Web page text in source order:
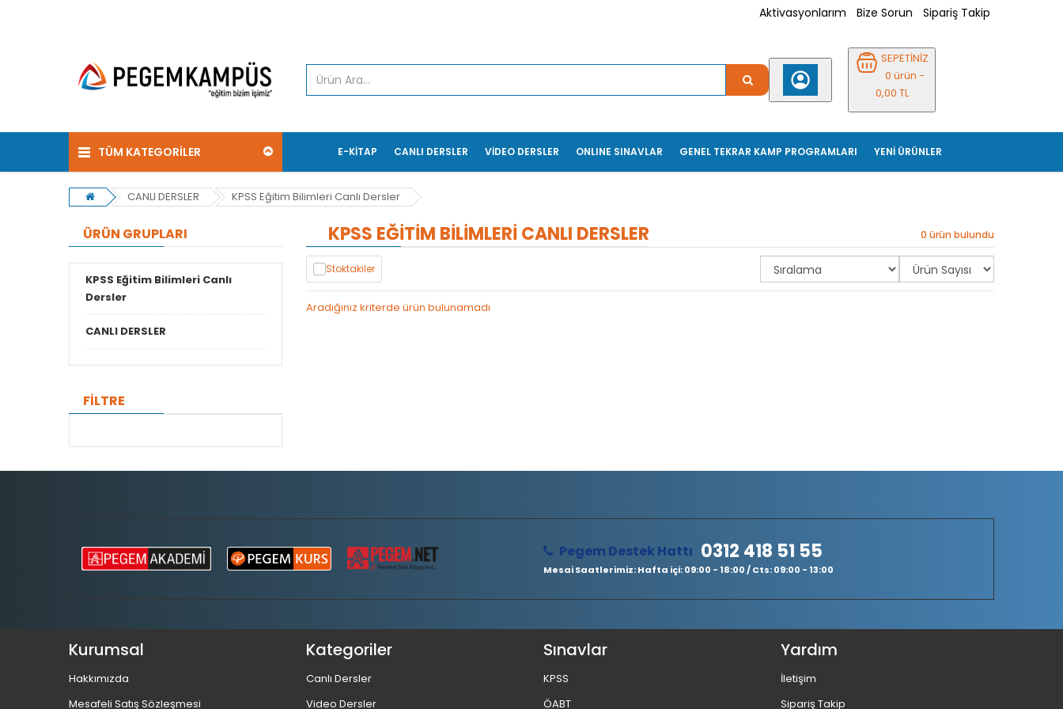
Aktivasyonlarım Bize Sorun Sipariş Takip
SEPETİNİZ
0 ürün -
0,00 TL
TÜM KATEGORİLER E-KİTAP CANLI DERSLER VİDEO DERSLER ONLINE SINAVLAR GENEL TEKRAR KAMP PROGRAMLARI YENİ ÜRÜNLER
CANLI DERSLER KPSS Eğitim Bilimleri Canlı Dersler
ÜRÜN GRUPLARI
KPSS Eğitim Bilimleri Canlı
Dersler
CANLI DERSLER
FİLTRE
KPSS EĞITIM BILIMLERI CANLI DERSLER 0 ürün bulundu
Stoktakiler
Aradığınız kriterde ürün bulunamadı
Pegem Destek Hattı 0312 418 51 55
Mesai Saatlerimiz: Hafta içi: 09:00 - 18:00 / Cts: 09:00 - 13:00
Kurumsal
Hakkımızda
Mesafeli Satış Sözleşmesi
Kategoriler
Canlı Dersler
Video Dersler
Sınavlar
KPSS
ÖABT
Yardım
İletişim
Sipariş Takip